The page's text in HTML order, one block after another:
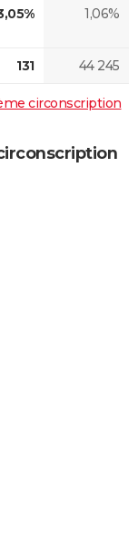
1,06%
131 44 245
circonscription